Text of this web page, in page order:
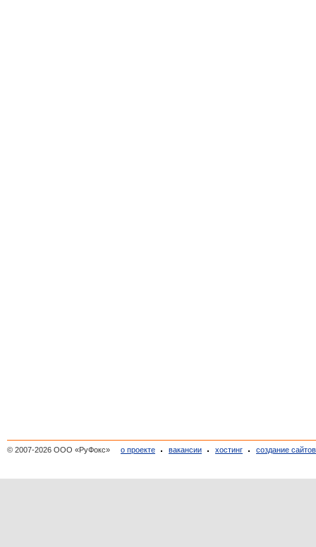
© 2007-2026 ООО «РуФокс» о проекте вакансии хостинг создание сайтов